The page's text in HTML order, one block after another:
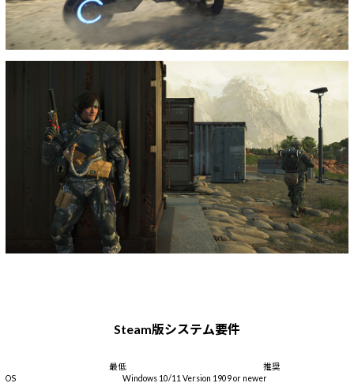
Steam版システム要件
最低
推奨
OS
Windows 10/11 Version 1909 or newer